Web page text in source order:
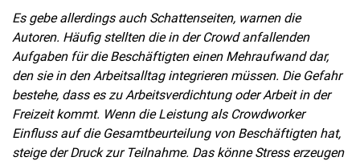
Es gebe allerdings auch Schattenseiten, warnen die
Autoren. Häufig stellten die in der Crowd anfallenden
Aufgaben für die Beschäftigten einen Mehraufwand dar,
den sie in den Arbeitsalltag integrieren müssen. Die Gefahr
bestehe, dass es zu Arbeitsverdichtung oder Arbeit in der
Freizeit kommt. Wenn die Leistung als Crowdworker
Einfluss auf die Gesamtbeurteilung von Beschäftigten hat,
steige der Druck zur Teilnahme. Das könne Stress erzeugen